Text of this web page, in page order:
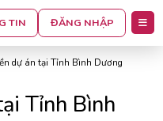
TIN ĐĂNG NHẬP
dự án tại Tỉnh Bình Dương
Tỉnh Bình